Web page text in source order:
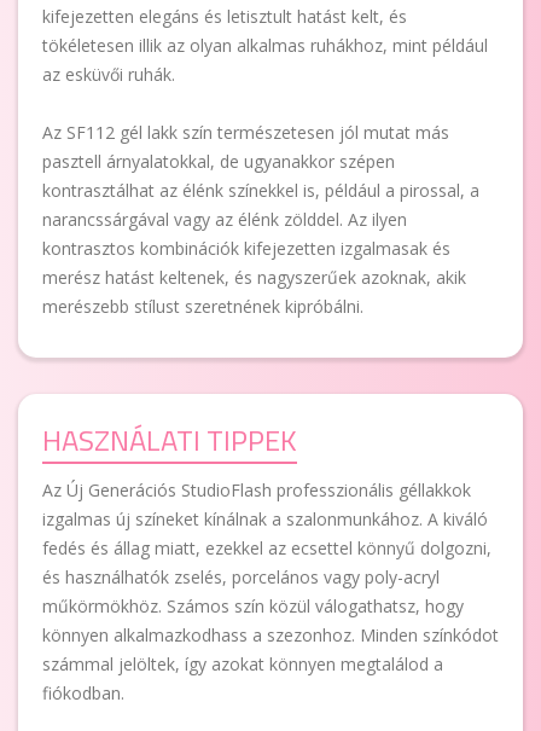
kifejezetten elegáns és letisztult hatást kelt, és
tökéletesen illik az olyan alkalmas ruhákhoz, mint például
az esküvői ruhák.
Az SF112 gél lakk szín természetesen jól mutat más
pasztell árnyalatokkal, de ugyanakkor szépen
kontrasztálhat az élénk színekkel is, például a pirossal, a
narancssárgával vagy az élénk zölddel. Az ilyen
kontrasztos kombinációk kifejezetten izgalmasak és
merész hatást keltenek, és nagyszerűek azoknak, akik
merészebb stílust szeretnének kipróbálni.
HASZNÁLATI TIPPEK
Az Új Generációs StudioFlash professzionális géllakkok
izgalmas új színeket kínálnak a szalonmunkához. A kiváló
fedés és állag miatt, ezekkel az ecsettel könnyű dolgozni,
és használhatók zselés, porcelános vagy poly-acryl
műkörmökhöz. Számos szín közül válogathatsz, hogy
könnyen alkalmazkodhass a szezonhoz. Minden színkódot
számmal jelöltek, így azokat könnyen megtalálod a
fiókodban.